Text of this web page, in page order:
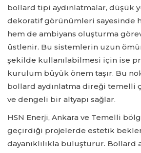
bollard tipi aydınlatmalar, düşük
dekoratif görünümleri sayesinde
hem de ambiyans oluşturma
üstlenir. Bu sistemlerin uzun
şekilde kullanılabilmesi için ise
kurulum büyük önem taşır. Bu
bollard aydınlatma direği temelli
ve dengeli bir altyapı sağlar.
HSN Enerji, Ankara ve Temelli
geçirdiği projelerde estetik
dayanıklılıkla buluşturur. Bollard